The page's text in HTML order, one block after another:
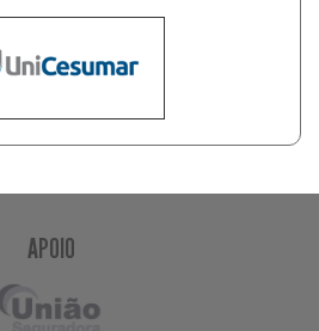
APOIO